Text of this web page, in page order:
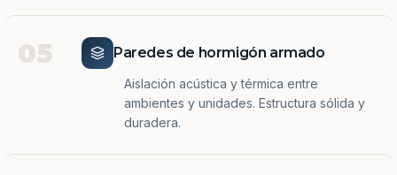
05 Paredes de hormigón armado
Aislación acústica y térmica entre
ambientes y unidades. Estructura sólida y
duradera.